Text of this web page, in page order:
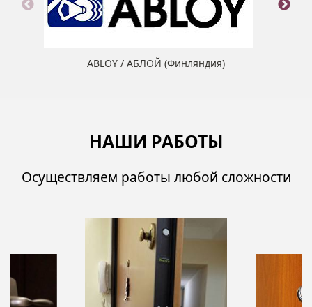
ABLOY / АБЛОЙ (Финляндия)
НАШИ РАБОТЫ
Осуществляем работы любой сложности